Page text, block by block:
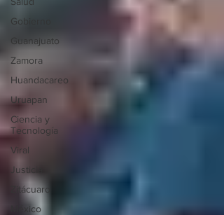
Gobierno
Guanajuato
Zamora
Huandacareo
Uruapan
Ciencia y
Tecnología
Viral
Justicia
Zitácuaro
México